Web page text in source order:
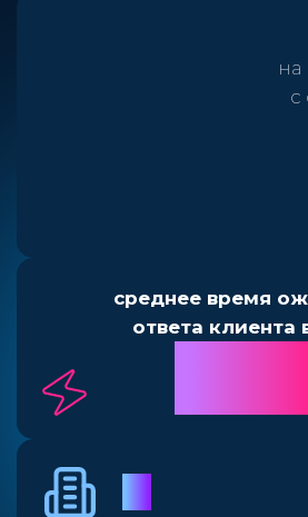
на
с
среднее время
ответа клиента